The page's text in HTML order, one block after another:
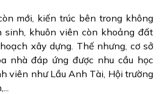
mới, kiến trúc bên trong không
sinh, khuôn viên còn khoảng đất
xây dựng. Thế nhưng, cơ sở
nhà đáp ứng được nhu cầu học
viên như Lầu Anh Tài, Hội trường